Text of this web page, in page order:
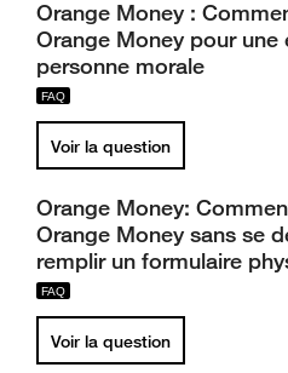
Orange Money :
Orange Money pour une
personne morale
Voir la question
Orange Money:
Orange Money sans se
remplir un formulaire
Voir la question